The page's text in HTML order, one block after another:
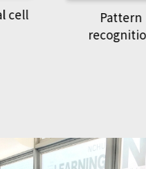
National
Geographic